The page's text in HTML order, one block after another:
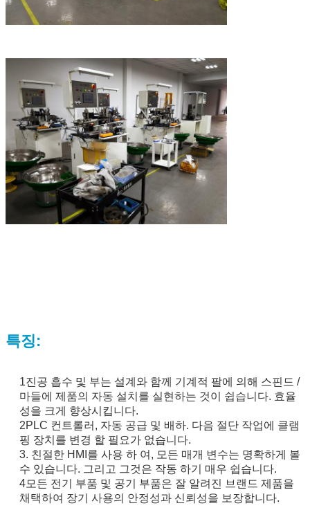
특징:
1진공 흡수 및 부는 설계와 함께 기계적 팔에 의해 스핀드 /
마들에 제품의 자동 설치를 실현하는 것이 쉽습니다. 효율
성을 크게 향상시킵니다.
2PLC 컨트롤러, 자동 공급 및 배하. 다음 절단 작업에 클램
핑 장치를 변경 할 필요가 없습니다.
3. 친절한 HMI를 사용 하 여, 모든 매개 변수는 명확하게 볼
수 있습니다. 그리고 그것은 작동 하기 매우 쉽습니다.
4모든 전기 부품 및 공기 부품은 잘 알려진 브랜드 제품을
채택하여 장기 사용의 안정성과 신뢰성을 보장합니다.